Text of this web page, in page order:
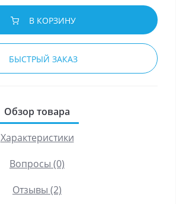
В КОРЗИНУ
БЫСТРЫЙ ЗАКАЗ
Обзор товара
Характеристики
Вопросы (0)
Отзывы (2)